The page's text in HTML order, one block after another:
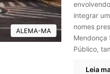
ALEMA-MA
integrar
nomes
Mendonça
Público,
Leia